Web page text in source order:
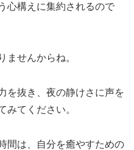
心構えに集約されるので
ませんからね。
を抜き、夜の静けさに声を
みてください。
間は、自分を癒やすための